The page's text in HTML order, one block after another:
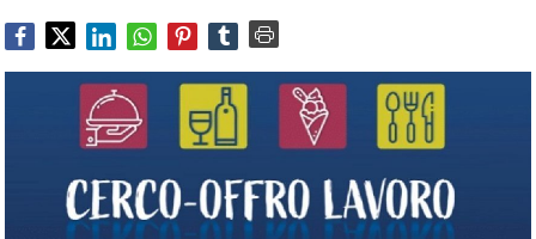
fuoricasa,
novità